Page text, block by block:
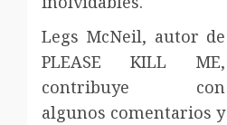
Legs McNeil, autor de
PLEASE KILL ME,
contribuye con
algunos comentarios y